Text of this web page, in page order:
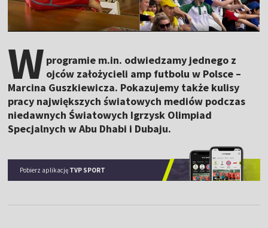
W programie m.in. odwiedzamy jednego z
ojców założycieli amp futbolu w Polsce –
Marcina Guszkiewicza. Pokazujemy także kulisy
pracy największych światowych mediów podczas
niedawnych Światowych Igrzysk Olimpiad
Specjalnych w Abu Dhabi i Dubaju.
Pobierz aplikację TVP SPORT